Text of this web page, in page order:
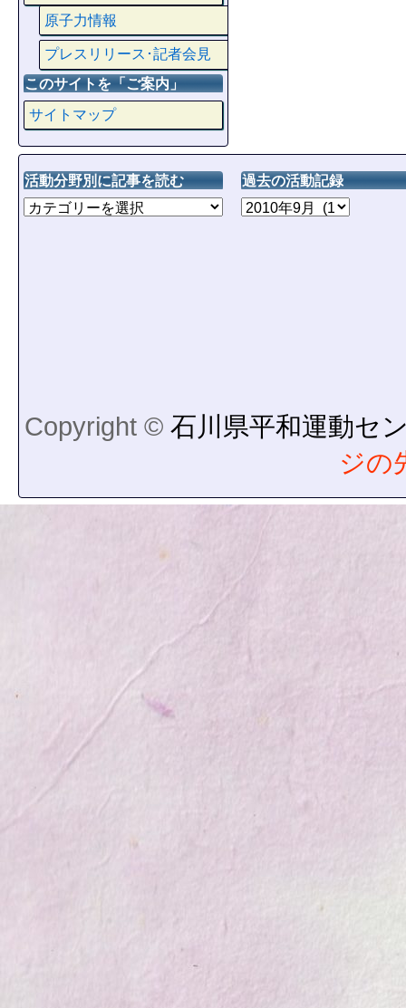
原子力情報
プレスリリース･記者会見
このサイトを「ご案内」
サイトマップ
活動分野別に記事を読む 過去の活動記録
Copyright © 石川県平和運動セ
ジの